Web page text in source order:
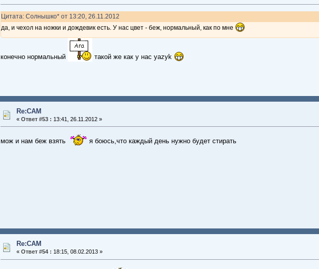
Цитата: Солнышко* от 13:20, 26.11.2012
да, и чехол на ножки и дождевик есть. У нас цвет - беж, нормальный, как по мне
конечно нормальный такой же как у нас yazyk
Re:CAM
« Ответ #53 : 13:41, 26.11.2012 »
мож и нам беж взять я боюсь,что каждый день нужно будет стирать
Re:CAM
« Ответ #54 : 18:15, 08.02.2013 »